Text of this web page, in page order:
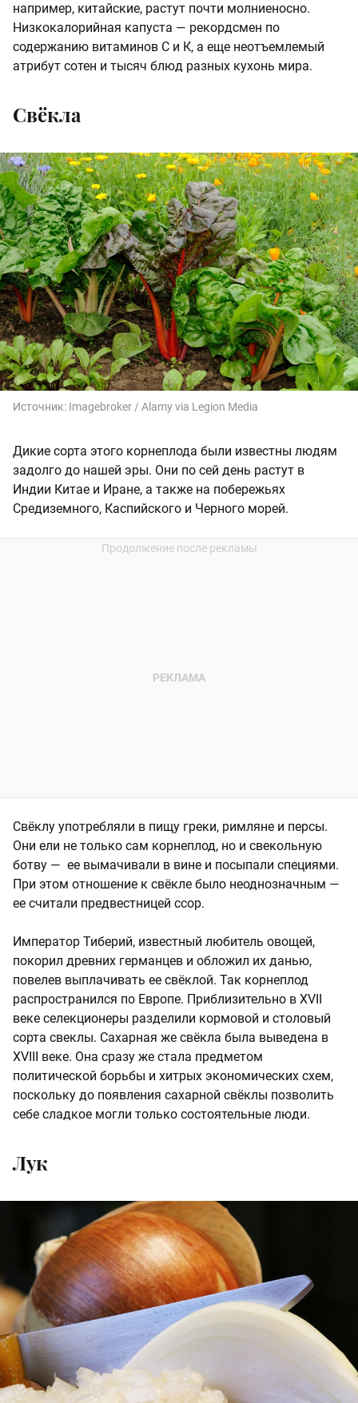
например, китайские, растут почти молниеносно.
Низкокалорийная капуста — рекордсмен по
содержанию витаминов С и К, а еще неотъемлемый
атрибут сотен и тысяч блюд разных кухонь мира.
Свёкла
Источник: Imagebroker / Alamy via Legion Media
Дикие сорта этого корнеплода были известны людям
задолго до нашей эры. Они по сей день растут в
Индии Китае и Иране, а также на побережьях
Средиземного, Каспийского и Черного морей.
Свёклу употребляли в пищу греки, римляне и персы.
Они ели не только сам корнеплод, но и свекольную
ботву — ее вымачивали в вине и посыпали специями.
При этом отношение к свёкле было неоднозначным —
ее считали предвестницей ссор.
Император Тиберий, известный любитель овощей,
покорил древних германцев и обложил их данью,
повелев выплачивать ее свёклой. Так корнеплод
распространился по Европе. Приблизительно в XVII
веке селекционеры разделили кормовой и столовый
сорта свеклы. Сахарная же свёкла была выведена в
XVIII веке. Она сразу же стала предметом
политической борьбы и хитрых экономических схем,
поскольку до появления сахарной свёклы позволить
себе сладкое могли только состоятельные люди.
Лук